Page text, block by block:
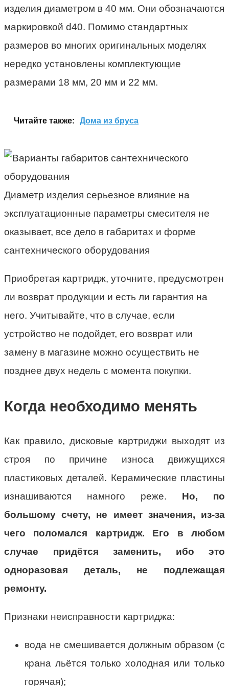
изделия диаметром в 40 мм. Они обозначаются
маркировкой d40. Помимо стандартных
размеров во многих оригинальных моделях
нередко установлены комплектующие
размерами 18 мм, 20 мм и 22 мм.
Читайте также: Дома из бруса
Диаметр изделия серьезное влияние на
эксплуатационные параметры смесителя не
оказывает, все дело в габаритах и форме
сантехнического оборудования
Приобретая картридж, уточните, предусмотрен
ли возврат продукции и есть ли гарантия на
него. Учитывайте, что в случае, если
устройство не подойдет, его возврат или
замену в магазине можно осуществить не
позднее двух недель с момента покупки.
Когда необходимо менять
Как правило, дисковые картриджи выходят из
строя по причине износа движущихся
пластиковых деталей. Керамические пластины
изнашиваются намного реже. Но, по
большому счету, не имеет значения, из-за
чего поломался картридж. Его в любом
случае придётся заменить, ибо это
одноразовая деталь, не подлежащая
ремонту.
Признаки неисправности картриджа:
вода не смешивается должным образом (с
крана льётся только холодная или только
горячая);